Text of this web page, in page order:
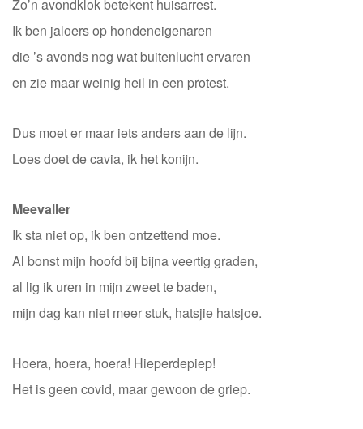
Zo’n avondklok betekent huisarrest.
Ik ben jaloers op hondeneigenaren
die ’s avonds nog wat buitenlucht ervaren
en zie maar weinig heil in een protest.
Dus moet er maar iets anders aan de lijn.
Loes doet de cavia, ik het konijn.
Meevaller
Ik sta niet op, ik ben ontzettend moe.
Al bonst mijn hoofd bij bijna veertig graden,
al lig ik uren in mijn zweet te baden,
mijn dag kan niet meer stuk, hatsjie hatsjoe.
Hoera, hoera, hoera! Hieperdepiep!
Het is geen covid, maar gewoon de griep.